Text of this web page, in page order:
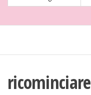
ricominciare